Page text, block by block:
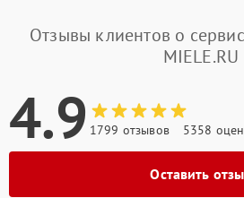
Отзывы клиентов о
MIELE.RU
4.9 1799 отзывов 5358
Оставить